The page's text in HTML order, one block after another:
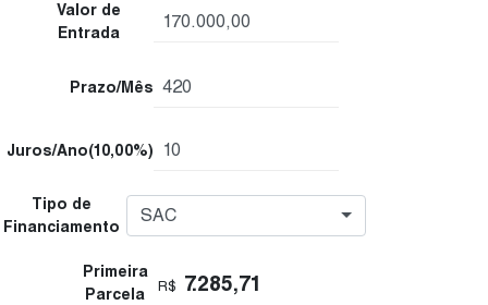
Valor de
Entrada
Prazo/Mês
Juros/Ano(10,00%)
Tipo de
Financiamento
SAC
Primeira
Parcela
R$ 7.285,71